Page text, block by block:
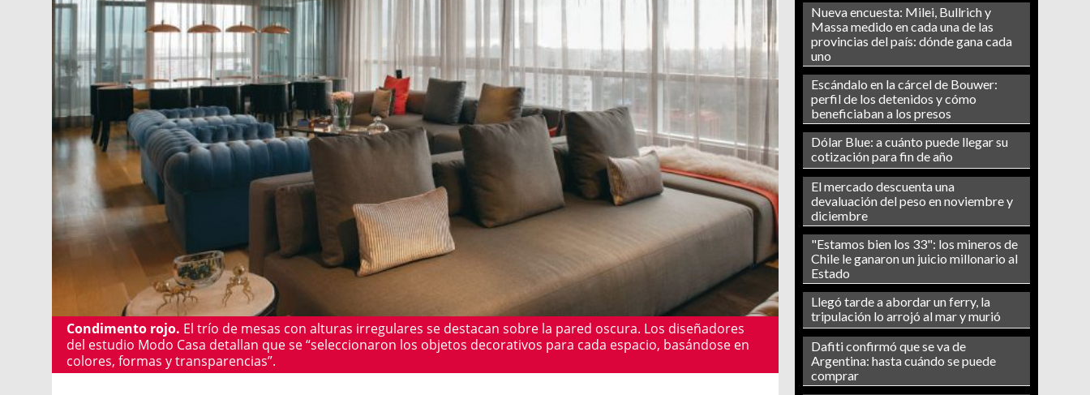
Nueva encuesta: Milei, Bullrich y
Massa medido en cada una de las
provincias del país: dónde gana cada
uno
Escándalo en la cárcel de Bouwer:
perfil de los detenidos y cómo
beneficiaban a los presos
Dólar Blue: a cuánto puede llegar su
cotización para fin de año
El mercado descuenta una
devaluación del peso en noviembre y
diciembre
"Estamos bien los 33": los mineros de
Chile le ganaron un juicio millonario al
Estado
Llegó tarde a abordar un ferry, la
tripulación lo arrojó al mar y murió
Dafiti confirmó que se va de
Argentina: hasta cuándo se puede
comprar
Condimento rojo. El trío de mesas con alturas irregulares se destacan sobre la pared oscura. Los diseñadores
del estudio Modo Casa detallan que se “seleccionaron los objetos decorativos para cada espacio, basándose en
colores, formas y transparencias”.